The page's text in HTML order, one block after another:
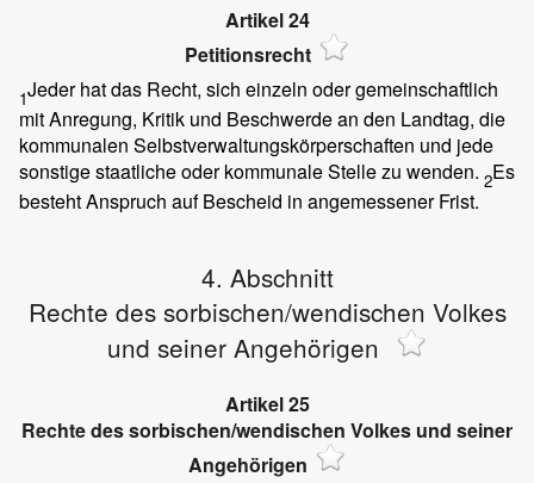
Artikel 24
Petitionsrecht
1Jeder hat das Recht, sich einzeln oder gemeinschaftlich
mit Anregung, Kritik und Beschwerde an den Landtag, die
kommunalen Selbstverwaltungskörperschaften und jede
sonstige staatliche oder kommunale Stelle zu wenden. 2Es
besteht Anspruch auf Bescheid in angemessener Frist.
4. Abschnitt
Rechte des sorbischen/wendischen Volkes
und seiner Angehörigen
Artikel 25
Rechte des sorbischen/wendischen Volkes und seiner
Angehörigen